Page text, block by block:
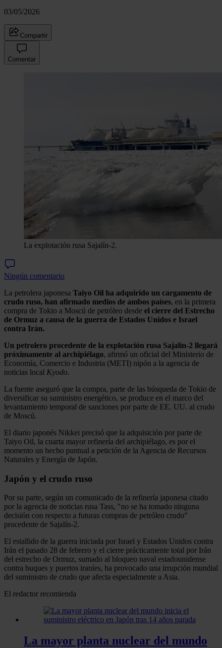
03/05/2026
Compartir
Comentar
La explotación rusa Sajalín-2.
Ningún comentario
La petrolera japonesa Taiyo Oil ha adquirido un cargamento de
crudo ruso, han afirmado medios de ambos países, en la primera
compra de Tokio a Moscú de petróleo desde el cierre del Estrecho
de Ormuz a causa de la guerra de Estados Unidos e Israel
contra Irán.
Un petrolero procedente de la explotación rusa Sajalín-2 llegará
próximamente al archipiélago, afirmó un oficial del Ministerio de
Economía, Comercio e Industria (METI) nipón a la agencia de
noticias local Kyodo.
La fuente aseguró que la compra, parte de las búsqueda de Tokio de
diversificar su suministro energético, se produce en el marco del
levantamiento temporal de sanciones por parte de EE. UU. al crudo
de Moscú.
El diario japonés Nikkei precisó que la adquisición por parte de
Taiyo Oil, la cuarta mayor refinería del archipiélago, es por el
momento un hecho puntual a petición de la Agencia de Recursos
Naturales y Energía de Japón.
Japón y el crudo ruso
Por su parte, según un comunicado de la refinería japonesa citado
por la agencia de noticias rusa Tass, "no se ha tomado ninguna
decisión con respecto a futuras compras de petróleo crudo"
procedente de Sajalín-2.
El estallido de la guerra iniciada por Israel y Estados Unidos contra
Irán el pasado 28 de febrero y el cierre prácticamente total por Irán
del estrecho de Ormuz, sumado al bloqueo naval estadounidense
contra buques y puertos iraníes, ha provocado una irrupción mundial
del suministro de crudo que afecta especialmente a Asia.
El redactor recomienda
La mayor planta nuclear del mundo